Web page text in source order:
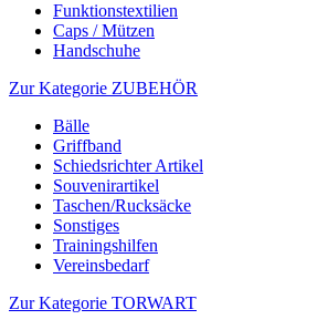
Funktionstextilien
Caps / Mützen
Handschuhe
Zur Kategorie ZUBEHÖR
Bälle
Griffband
Schiedsrichter Artikel
Souvenirartikel
Taschen/Rucksäcke
Sonstiges
Trainingshilfen
Vereinsbedarf
Zur Kategorie TORWART